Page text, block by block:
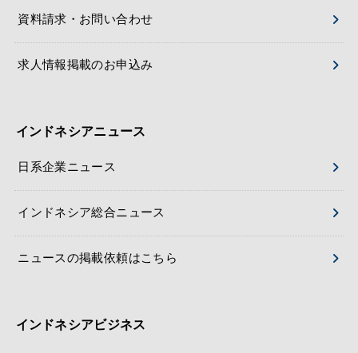
資料請求・お問い合わせ
求人情報掲載のお申込み
インドネシアニュース
日系企業ニュース
インドネシア総合ニュース
ニュースの掲載依頼はこちら
インドネシアビジネス